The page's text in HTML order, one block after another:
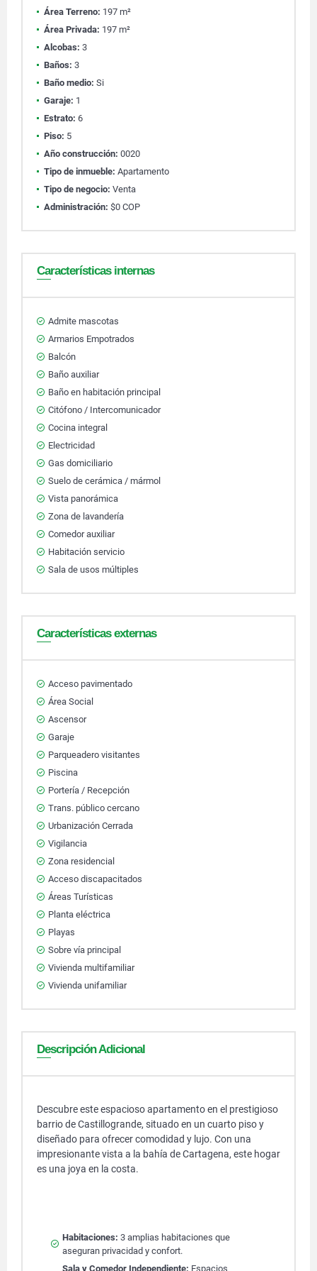
Área Terreno: 197 m²
Área Privada: 197 m²
Alcobas: 3
Baños: 3
Baño medio: Si
Garaje: 1
Estrato: 6
Piso: 5
Año construcción: 0020
Tipo de inmueble: Apartamento
Tipo de negocio: Venta
Administración: $0 COP
Características internas
Admite mascotas
Armarios Empotrados
Balcón
Baño auxiliar
Baño en habitación principal
Citófono / Intercomunicador
Cocina integral
Electricidad
Gas domiciliario
Suelo de cerámica / mármol
Vista panorámica
Zona de lavandería
Comedor auxiliar
Habitación servicio
Sala de usos múltiples
Características externas
Acceso pavimentado
Área Social
Ascensor
Garaje
Parqueadero visitantes
Piscina
Portería / Recepción
Trans. público cercano
Urbanización Cerrada
Vigilancia
Zona residencial
Acceso discapacitados
Áreas Turísticas
Planta eléctrica
Playas
Sobre vía principal
Vivienda multifamiliar
Vivienda unifamiliar
Descripción Adicional
Descubre este espacioso apartamento en el prestigioso
barrio de Castillogrande, situado en un cuarto piso y
diseñado para ofrecer comodidad y lujo. Con una
impresionante vista a la bahía de Cartagena, este hogar
es una joya en la costa.
Habitaciones: 3 amplias habitaciones que
aseguran privacidad y confort.
Sala y Comedor Independiente: Espacios